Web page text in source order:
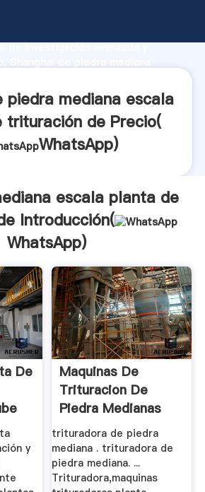
de investigación avanzada y
a todos los clientes.
piedra mediana escala
trituración de Precio(
WhatsApp)
escala planta de
Introducción(
WhatsApp)
De
y
Maquinas De
Trituracion De
Piedra Medianas
trituradora de piedra
mediana . trituradora de
piedra mediana. ...
Trituradora,maquinas